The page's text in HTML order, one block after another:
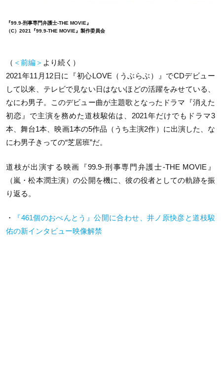
『99.9-刑事専門弁護士-THE MOVIE』
（C）2021『99.9-THE MOVIE』製作委員会
（ ＜前編＞ より続く）
2021年11月12日に『初心LOVE（うぶらぶ）』でCDデビュー
して以来、テレビで見ない日はないほどの活躍をみせている、
なにわ男子。このデビュー曲が主題歌となったドラマ『消えた
初恋』で主演を務めた道枝駿佑は、2021年だけでもドラマ3
本、舞台1本、映画1本の5作品（うち主演2作）に出演した、な
にわ男子きっての“芝居班”だ。
道枝が出演する映画『99.9-刑事専門弁護士-THE MOVIE』
（嵐・松本潤主演）の公開を機に、彼の役者としての軌跡を振
り返る。
・
『461個のおべんとう』公開に合わせ、井ノ原快彦と道枝駿
佑の新インタビュー映像解禁